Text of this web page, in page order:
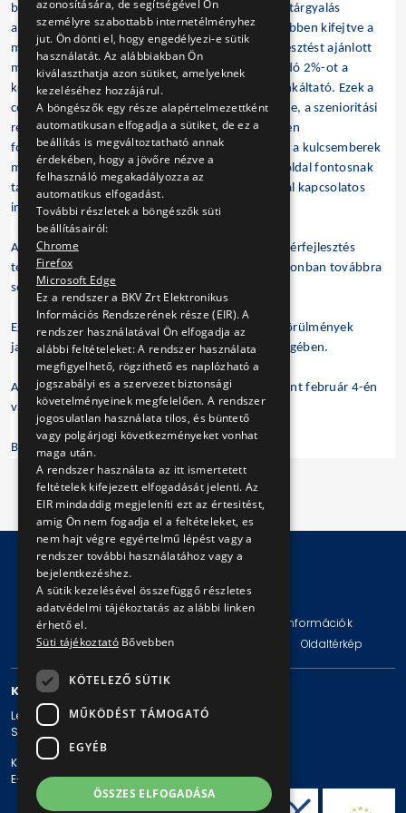
béremelési szándékát, megerősítette a legutóbbi tárgyalás
alkalmával tett 8%-os béremelés tervét. Azt bővebben kifejtve a
munkáltató 6%-os egységes mértékű alapbérfejlesztést ajánlott
minden főállású munkavállalójának. A fennmaradó 2%-ot a
korábban meghatározott célokra fordítaná a munkáltató. Ezek a
célok: a bértarifa tábla sávszélességeinek szűkítése, a szenioritási
rendszer kiterjesztése, a diplomás munkakörökben
foglalkoztatottak bérminimumának megemelése, a kulcsemberek
megtartását segítő intézkedések. A munkáltatói oldal fontosnak
tartotta továbbá a munkakörülmények javításával kapcsolatos
intézkedések megtételét is.
A munkavállalói oldal képviselői egyetértettek a bérfejlesztés
tervezett módjával és elveivel, annak mértékét azonban továbbra
sem tartják elégségesnek.
Egyetértés volt viszont a felek részéről a munkakörülmények
javításával kapcsolatos intézkedések szükségességében.
A tárgyalás folytatása a felek megállapodása szerint február 4-én
várható.
BKV Zrt.
© Copyright 2026 BKV Zrt.
Impresszum
Technikai információk
Adatvédelmi politika és tájékoztatások
Oldaltérkép
KAPCSOLAT
Levelezési cím: 1980 Budapest, Pf. 11.
Székhely: 1980 Budapest, Akácfa u. 15.
Központi telefonszám: + 36 1 461-65-00
E-mail cím: bkv@bkv.hu
azonosítására, de segítségével Ön
személyre szabottabb internetélményhez
jut. Ön dönti el, hogy engedélyezi-e sütik
használatát. Az alábbiakban Ön
kiválaszthatja azon sütiket, amelyeknek
kezeléséhez hozzájárul.
A böngészők egy része alapértelmezettként
automatikusan elfogadja a sütiket, de ez a
beállítás is megváltoztatható annak
érdekében, hogy a jövőre nézve a
felhasználó megakadályozza az
automatikus elfogadást.
További részletek a böngészők süti
beállításairól:
Chrome
Firefox
Microsoft Edge
Ez a rendszer a BKV Zrt Elektronikus
Információs Rendszerének része (EIR). A
rendszer használatával Ön elfogadja az
alábbi feltételeket: A rendszer használata
megfigyelhető, rögzithető es naplózható a
jogszabályi es a szervezet biztonsági
követelményeinek megfelelően. A rendszer
jogosulatlan használata tilos, és büntető
vagy polgárjogi következményeket vonhat
maga után.
A rendszer használata az itt ismertetett
feltételek kifejezett elfogadását jelenti. Az
EIR mindaddig megjeleníti ezt az értesitést,
amig Ön nem fogadja el a feltételeket, es
nem hajt végre egyértelmű lépést vagy a
rendszer további használatához vagy a
bejelentkezéshez.
A sütik kezelésével összefüggő részletes
adatvédelmi tájékoztatás az alábbi linken
érhető el.
Süti tájékoztató Bővebben
KÖTELEZŐ SÜTIK
MŰKÖDÉST TÁMOGATÓ
EGYÉB
ÖSSZES ELFOGADÁSA